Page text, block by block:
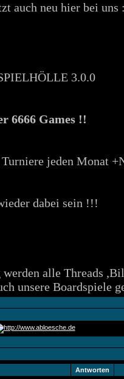
auch neu hier bei uns :
3.0.0
6666 Games !!
jeden Monat
dabei sein !!!
alle Threads
unsere Boardspiele
Antworten